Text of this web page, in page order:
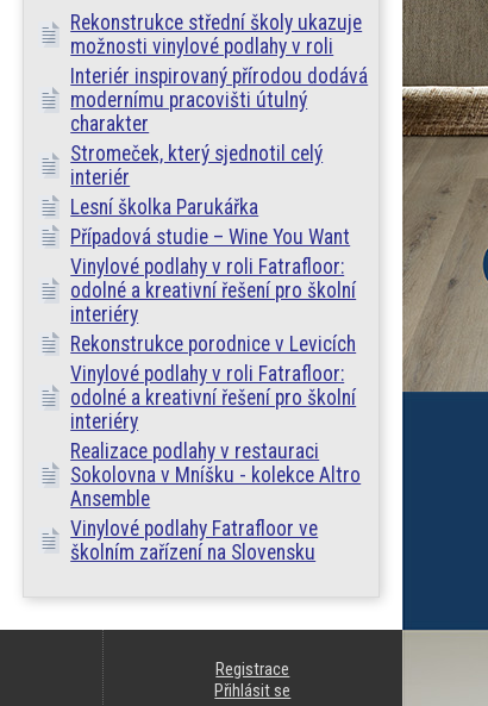
Rekonstrukce střední školy ukazuje
možnosti vinylové podlahy v roli
Interiér inspirovaný přírodou dodává
modernímu pracovišti útulný
charakter
Stromeček, který sjednotil celý
interiér
Lesní školka Parukářka
Případová studie – Wine You Want
Vinylové podlahy v roli Fatrafloor:
odolné a kreativní řešení pro školní
interiéry
Rekonstrukce porodnice v Levicích
Vinylové podlahy v roli Fatrafloor:
odolné a kreativní řešení pro školní
interiéry
Realizace podlahy v restauraci
Sokolovna v Mníšku - kolekce Altro
Ansemble
Vinylové podlahy Fatrafloor ve
školním zařízení na Slovensku
Registrace
Přihlásit se